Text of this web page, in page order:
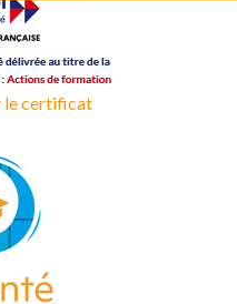
le certificat